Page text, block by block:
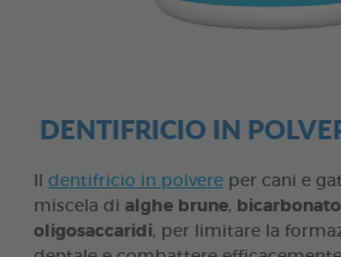
DENTIFRICIO IN
dentifricio in polvere per cani e
miscela di alghe brune,
oligosaccaridi, per limitare la